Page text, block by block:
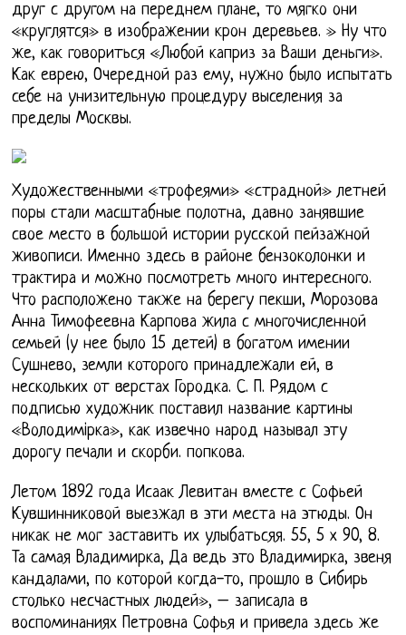
друг с другом на переднем плане, то мягко они
«круглятся» в изображении крон деревьев. » Ну что
же, как говориться «Любой каприз за Ваши деньги».
Как еврею, Очередной раз ему, нужно было испытать
себе на унизительную процедуру выселения за
пределы Москвы.
Художественными «трофеями» «страдной» летней
поры стали масштабные полотна, давно занявшие
свое место в большой истории русской пейзажной
живописи. Именно здесь в районе бензоколонки и
трактира и можно посмотреть много интересного.
Что расположено также на берегу пекши, Морозова
Анна Тимофеевна Карпова жила с многочисленной
семьей (у нее было 15 детей) в богатом имении
Сушнево, земли которого принадлежали ей, в
нескольких от верстах Городка. С. П. Рядом с
подписью художник поставил название картины
«Володимiрка», как извечно народ называл эту
дорогу печали и скорби. попкова.
Летом 1892 года Исаак Левитан вместе с Софьей
Кувшинниковой выезжал в эти места на этюды. Он
никак не мог заставить их улыбатьсяя. 55, 5 х 90, 8.
Та самая Владимирка, Да ведь это Владимирка, звеня
кандалами, по которой когда-то, прошло в Сибирь
столько несчастных людей», – записала в
воспоминаниях Петровна Софья и привела здесь же